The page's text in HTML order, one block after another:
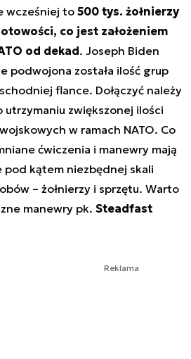
wcześniej to 500 tys. żołnierzy
co jest założeniem
od dekad. Joseph Biden
podwojona została ilość grup
flance. Dołączyć należy
zwiększonej ilości
w ramach NATO. Co
ćwiczenia i manewry mają
kątem niezbędnej skali
– żołnierzy i sprzętu. Warto
manewry pk. Steadfast
Reklama